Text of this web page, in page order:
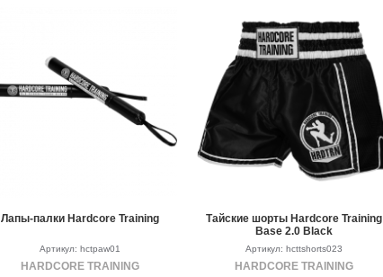
Лапы-палки Hardcore Training
Артикул: hctpaw01
HARDCORE TRAINING
Тайские шорты Hardcore Training
Base 2.0 Black
Артикул: hcttshorts023
HARDCORE TRAINING